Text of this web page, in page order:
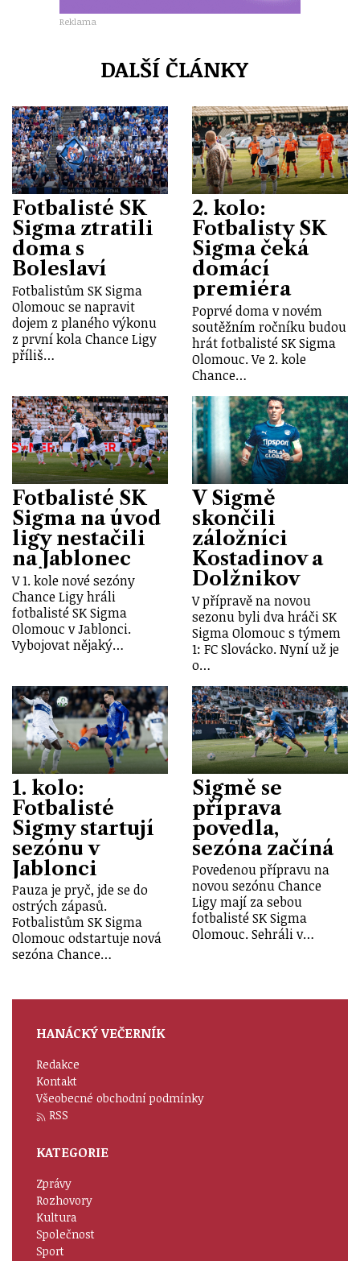
Reklama
DALŠÍ ČLÁNKY
Fotbalisté SK
Sigma ztratili
doma s
Boleslaví
Fotbalistům SK Sigma
Olomouc se napravit
dojem z planého výkonu
z první kola Chance Ligy
příliš…
2. kolo:
Fotbalisty SK
Sigma čeká
domácí
premiéra
Poprvé doma v novém
soutěžním ročníku budou
hrát fotbalisté SK Sigma
Olomouc. Ve 2. kole
Chance…
Fotbalisté SK
Sigma na úvod
ligy nestačili
na Jablonec
V 1. kole nové sezóny
Chance Ligy hráli
fotbalisté SK Sigma
Olomouc v Jablonci.
Vybojovat nějaký…
V Sigmě
skončili
záložníci
Kostadinov a
Dolžnikov
V přípravě na novou
sezonu byli dva hráči SK
Sigma Olomouc s týmem
1: FC Slovácko. Nyní už je
o…
1. kolo:
Fotbalisté
Sigmy startují
sezónu v
Jablonci
Pauza je pryč, jde se do
ostrých zápasů.
Fotbalistům SK Sigma
Olomouc odstartuje nová
sezóna Chance…
Sigmě se
příprava
povedla,
sezóna začíná
Povedenou přípravu na
novou sezónu Chance
Ligy mají za sebou
fotbalisté SK Sigma
Olomouc. Sehráli v…
HANÁCKÝ VEČERNÍK
Redakce
Kontakt
Všeobecné obchodní podmínky
RSS
KATEGORIE
Zprávy
Rozhovory
Kultura
Společnost
Sport